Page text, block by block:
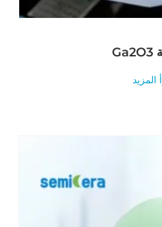
المزيد